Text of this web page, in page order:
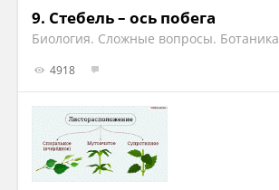
9. Стебель – ось побега
Биология. Сложные вопросы. Ботаника
4918